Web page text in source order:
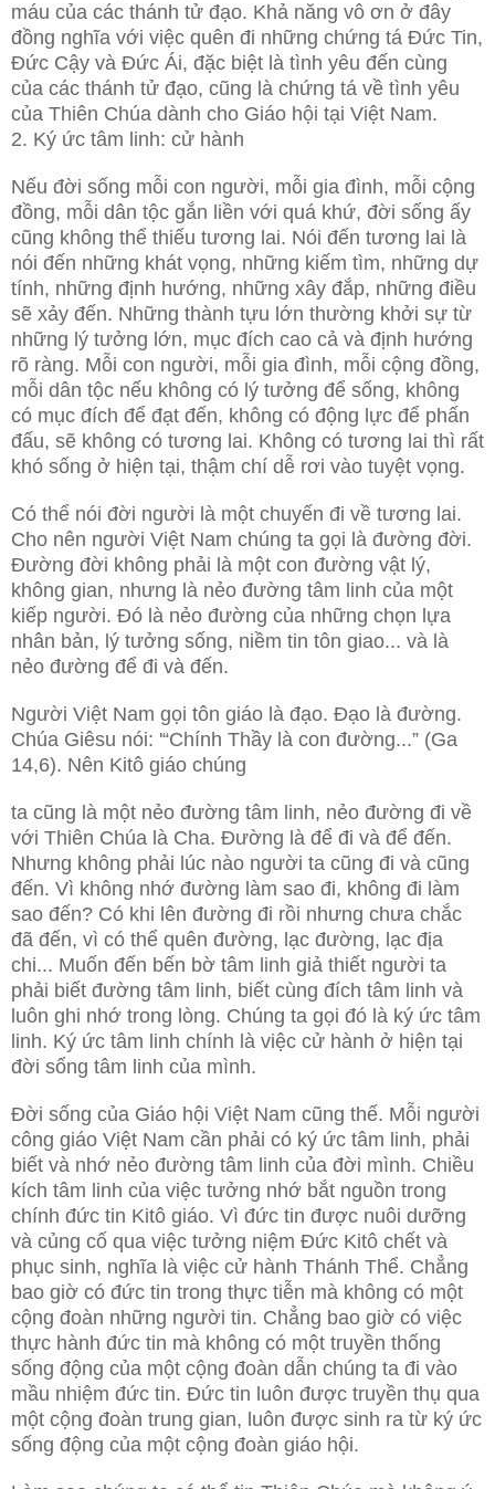
máu của các thánh tử đạo. Khả năng vô ơn ở đây
đồng nghĩa với việc quên đi những chứng tá Đức Tin,
Đức Cậy và Đức Ái, đặc biệt là tình yêu đến cùng
của các thánh tử đạo, cũng là chứng tá về tình yêu
của Thiên Chúa dành cho Giáo hội tại Việt Nam.
2. Ký ức tâm linh: cử hành
Nếu đời sống mỗi con người, mỗi gia đình, mỗi cộng
đồng, mỗi dân tộc gắn liền với quá khứ, đời sống ấy
cũng không thể thiếu tương lai. Nói đến tương lai là
nói đến những khát vọng, những kiếm tìm, những dự
tính, những định hướng, những xây đắp, những điều
sẽ xảy đến. Những thành tựu lớn thường khởi sự từ
những lý tưởng lớn, mục đích cao cả và định hướng
rõ ràng. Mỗi con người, mỗi gia đình, mỗi cộng đồng,
mỗi dân tộc nếu không có lý tưởng để sống, không
có mục đích để đạt đến, không có động lực để phấn
đấu, sẽ không có tương lai. Không có tương lai thì rất
khó sống ở hiện tại, thậm chí dễ rơi vào tuyệt vọng.
Có thể nói đời người là một chuyến đi về tương lai.
Cho nên người Việt Nam chúng ta gọi là đường đời.
Đường đời không phải là một con đường vật lý,
không gian, nhưng là nẻo đường tâm linh của một
kiếp người. Đó là nẻo đường của những chọn lựa
nhân bản, lý tưởng sống, niềm tin tôn giao... và là
nẻo đường để đi và đến.
Người Việt Nam gọi tôn giáo là đạo. Đạo là đường.
Chúa Giêsu nói: '“Chính Thầy là con đường...” (Ga
14,6). Nên Kitô giáo chúng
ta cũng là một nẻo đường tâm linh, nẻo đường đi về
với Thiên Chúa là Cha. Đường là để đi và để đến.
Nhưng không phải lúc nào người ta cũng đi và cũng
đến. Vì không nhớ đường làm sao đi, không đi làm
sao đến? Có khi lên đường đi rồi nhưng chưa chắc
đã đến, vì có thể quên đường, lạc đường, lạc địa
chi... Muốn đến bến bờ tâm linh giả thiết người ta
phải biết đường tâm linh, biết cùng đích tâm linh và
luôn ghi nhớ trong lòng. Chúng ta gọi đó là ký ức tâm
linh. Ký ức tâm linh chính là việc cử hành ở hiện tại
đời sống tâm linh của mình.
Đời sống của Giáo hội Việt Nam cũng thế. Mỗi người
công giáo Việt Nam cần phải có ký ức tâm linh, phải
biết và nhớ nẻo đường tâm linh của đời mình. Chiều
kích tâm linh của việc tưởng nhớ bắt nguồn trong
chính đức tin Kitô giáo. Vì đức tin được nuôi dưỡng
và củng cố qua việc tưởng niệm Đức Kitô chết và
phục sinh, nghĩa là việc cử hành Thánh Thể. Chẳng
bao giờ có đức tin trong thực tiễn mà không có một
cộng đoàn những người tin. Chẳng bao giờ có việc
thực hành đức tin mà không có một truyền thống
sống động của một cộng đoàn dẫn chúng ta đi vào
mầu nhiệm đức tin. Đức tin luôn được truyền thụ qua
một cộng đoàn trung gian, luôn được sinh ra từ ký ức
sống động của một cộng đoàn giáo hội.